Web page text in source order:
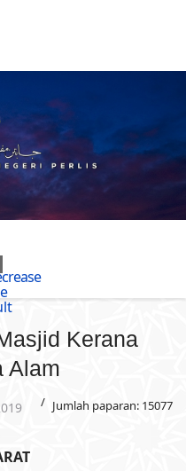
Kerana
Alam
Jumlah paparan: 15077